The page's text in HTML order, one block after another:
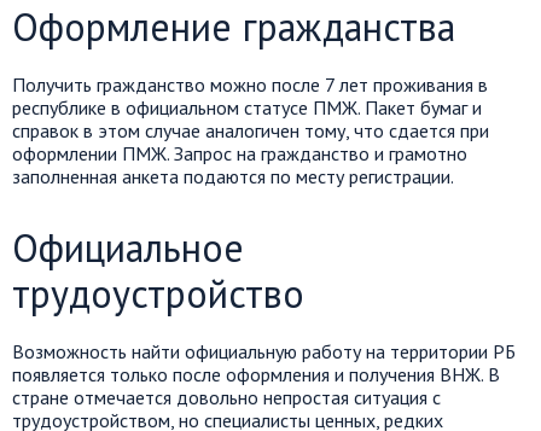
Оформление гражданства
Получить гражданство можно после 7 лет проживания в
республике в официальном статусе ПМЖ. Пакет бумаг и
справок в этом случае аналогичен тому, что сдается при
оформлении ПМЖ. Запрос на гражданство и грамотно
заполненная анкета подаются по месту регистрации.
Официальное
трудоустройство
Возможность найти официальную работу на территории РБ
появляется только после оформления и получения ВНЖ. В
стране отмечается довольно непростая ситуация с
трудоустройством, но специалисты ценных, редких